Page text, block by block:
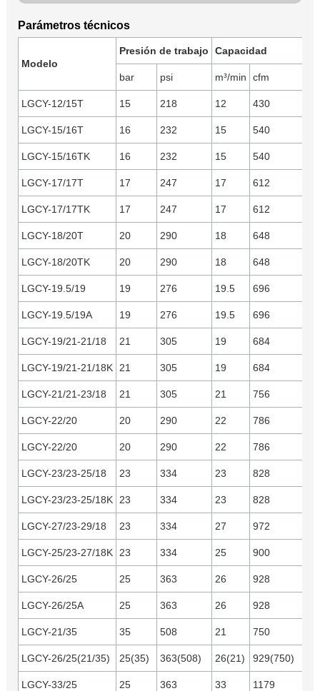
Parámetros técnicos
Modelo
Presión de trabajo Capacidad
bar psi m³/min cfm
LGCY-12/15T 15 218 12 430
LGCY-15/16T 16 232 15 540
LGCY-15/16TK 16 232 15 540
LGCY-17/17T 17 247 17 612
LGCY-17/17TK 17 247 17 612
LGCY-18/20T 20 290 18 648
LGCY-18/20TK 20 290 18 648
LGCY-19.5/19 19 276 19.5 696
LGCY-19.5/19A 19 276 19.5 696
LGCY-19/21-21/18 21 305 19 684
LGCY-19/21-21/18K 21 305 19 684
LGCY-21/21-23/18 21 305 21 756
LGCY-22/20 20 290 22 786
LGCY-22/20 20 290 22 786
LGCY-23/23-25/18 23 334 23 828
LGCY-23/23-25/18K 23 334 23 828
LGCY-27/23-29/18 23 334 27 972
LGCY-25/23-27/18K 23 334 25 900
LGCY-26/25 25 363 26 928
LGCY-26/25A 25 363 26 928
LGCY-21/35 35 508 21 750
LGCY-26/25(21/35) 25(35) 363(508) 26(21) 929(750)
LGCY-33/25 25 363 33 1179